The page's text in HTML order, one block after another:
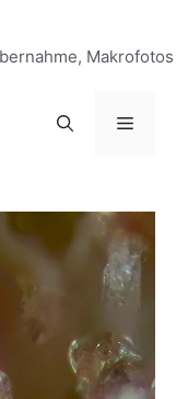
Makrofotos
Menü